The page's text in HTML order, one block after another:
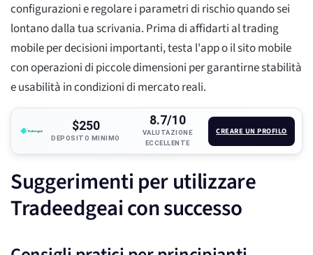
configurazioni e regolare i parametri di rischio quando sei
lontano dalla tua scrivania. Prima di affidarti al trading
mobile per decisioni importanti, testa l'app o il sito mobile
con operazioni di piccole dimensioni per garantirne stabilità
e usabilità in condizioni di mercato reali.
$250
DEPOSITO MINIMO
8.7/10
VALUTAZIONE
ECCELLENTE
CREARE UN PROFILO
Suggerimenti per utilizzare
Tradeedgeai con successo